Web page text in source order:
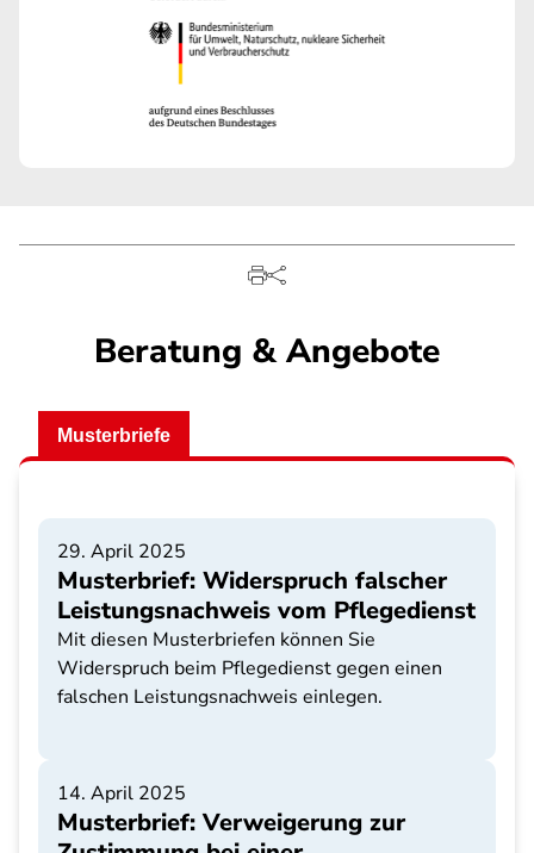
Beratung & Angebote
Musterbriefe
29. April 2025
Musterbrief: Widerspruch falscher
Leistungsnachweis vom Pflegedienst
Mit diesen Musterbriefen können Sie
Widerspruch beim Pflegedienst gegen einen
falschen Leistungsnachweis einlegen.
14. April 2025
Musterbrief: Verweigerung zur